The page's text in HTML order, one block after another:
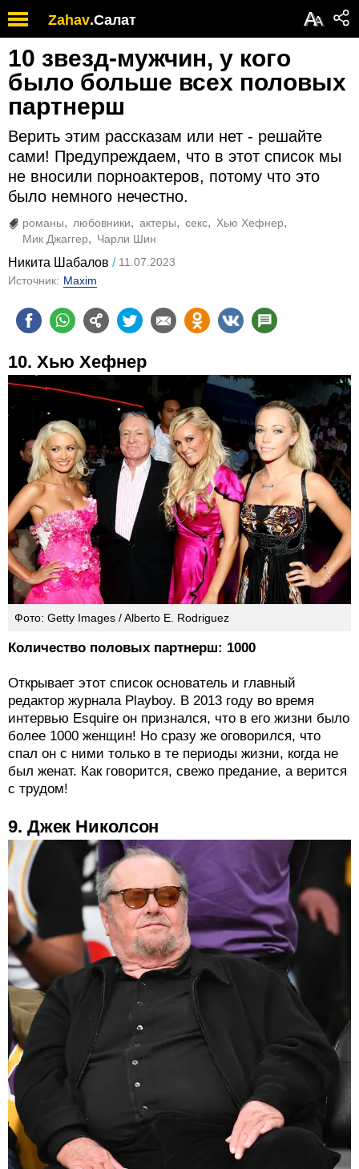
Zahav.Салат АА
10 звезд-мужчин, у кого
было больше всех половых
партнерш
Верить этим рассказам или нет - решайте
сами! Предупреждаем, что в этот список мы
не вносили порноактеров, потому что это
было немного нечестно.
романы любовники актеры секс
Хью Хефнер
Мик Джаггер
Чарли Шин
Никита Шабалов
11.07.2023
Источник: Maxim
10. Хью Хефнер
Фото: Getty Images / Alberto E. Rodriguez
Количество половых партнерш: 1000
Открывает этот список основатель и главный
редактор журнала Playboy. В 2013 году во время
интервью Esquire он признался, что в его жизни было
более 1000 женщин! Но сразу же оговорился, что
спал он с ними только в те периоды жизни, когда не
был женат. Как говорится, свежо предание, а верится
с трудом!
9. Джек Николсон